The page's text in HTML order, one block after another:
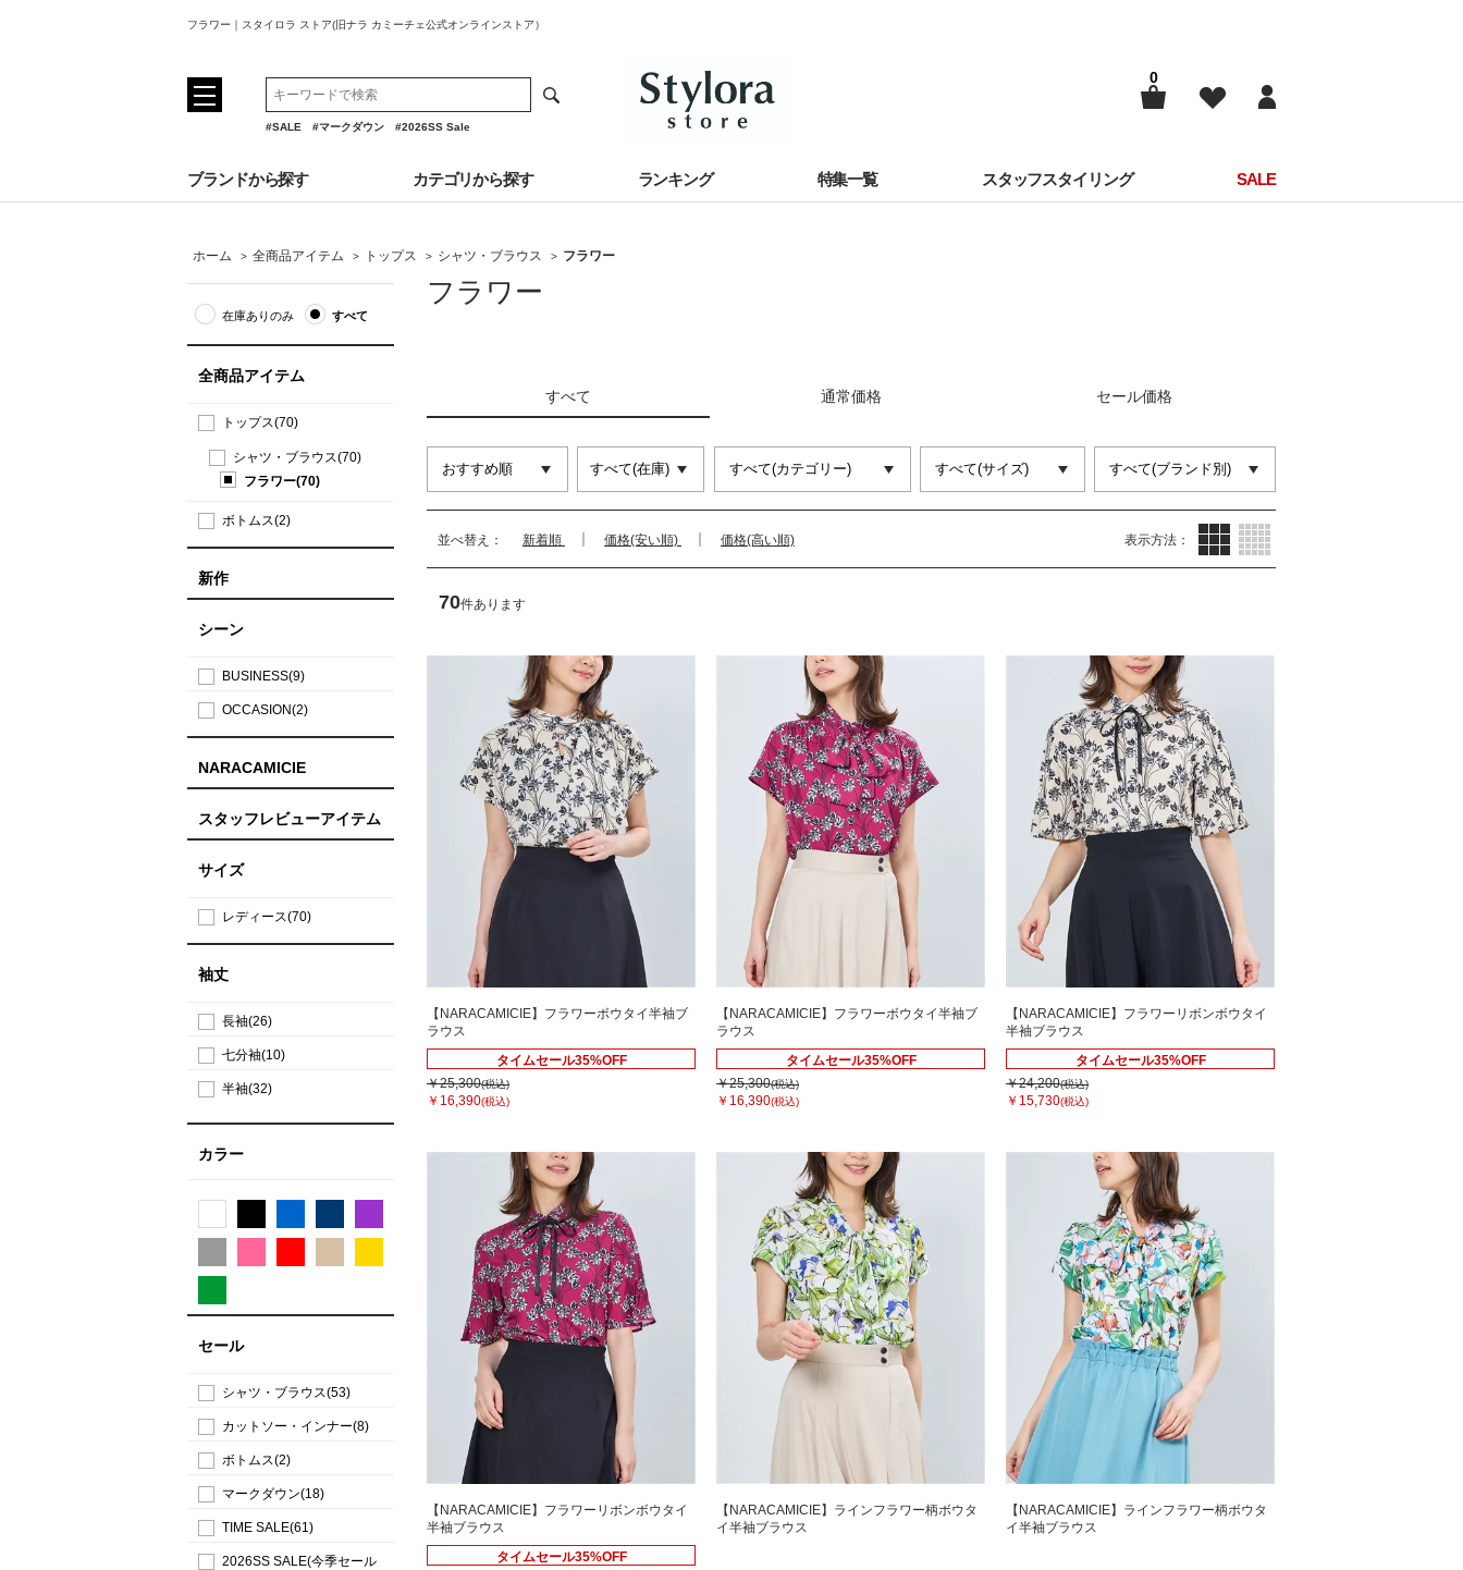
フラワー｜スタイロラ ストア(旧ナラ カミーチェ公式オンラインストア）
#SALE #マークダウン #2026SS Sale
0
ブランドから探す カテゴリから探す ランキング 特集一覧 スタッフスタイリング SALE
ホーム > 全商品アイテム > トップス > シャツ・ブラウス > フラワー
フラワー
すべて 通常価格 セール価格
並べ替え： 新着順 価格(安い順) 価格(高い順) 表示方法： サムネイル(3列)
70件あります
【NARACAMICIE】フラワーボウタイ半袖ブ
ラウス
タイムセール35%OFF
￥25,300(税込)
￥16,390(税込)
【NARACAMICIE】フラワーボウタイ半袖ブ
ラウス
タイムセール35%OFF
￥25,300(税込)
￥16,390(税込)
【NARACAMICIE】フラワーリボンボウタイ
半袖ブラウス
タイムセール35%OFF
￥24,200(税込)
￥15,730(税込)
【NARACAMICIE】フラワーリボンボウタイ
半袖ブラウス
タイムセール35%OFF
【NARACAMICIE】ラインフラワー柄ボウタ
イ半袖ブラウス
【NARACAMICIE】ラインフラワー柄ボウタ
イ半袖ブラウス
在庫ありのみ すべて
全商品アイテム
トップス(70)
シャツ・ブラウス(70)
フラワー(70)
ボトムス(2)
新作
シーン
BUSINESS(9)
OCCASION(2)
NARACAMICIE
スタッフレビューアイテム
サイズ
レディース(70)
袖丈
長袖(26)
七分袖(10)
半袖(32)
カラー
セール
シャツ・ブラウス(53)
カットソー・インナー(8)
ボトムス(2)
マークダウン(18)
TIME SALE(61)
2026SS SALE(今季セール